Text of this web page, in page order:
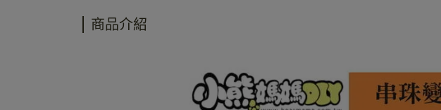
商品介紹